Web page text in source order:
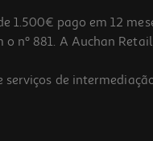
1.500€ pago em 12
nº 881. A Auchan
de